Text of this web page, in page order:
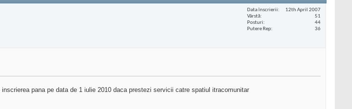
Data înscrierii
12th April 2007
Vârstă
51
Posturi
44
Putere Rep
36
pana pe data de 1 iulie 2010 daca prestezi servicii catre spatiul itracomunitar